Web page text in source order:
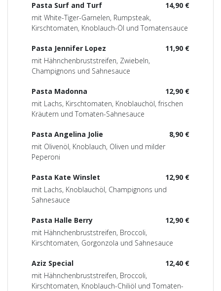
14,90 €
Pasta Surf and Turf
mit White-Tiger-Garnelen, Rumpsteak,
Kirschtomaten, Knoblauch-Öl und Tomatensauce
11,90 €
Pasta Jennifer Lopez
mit Hähnchenbruststreifen, Zwiebeln,
Champignons und Sahnesauce
12,90 €
Pasta Madonna
mit Lachs, Kirschtomaten, Knoblauchöl, frischen
Kräutern und Tomaten-Sahnesauce
8,90 €
Pasta Angelina Jolie
mit Olivenöl, Knoblauch, Oliven und milder
Peperoni
12,90 €
Pasta Kate Winslet
mit Lachs, Knoblauchöl, Champignons und
Sahnesauce
12,90 €
Pasta Halle Berry
mit Hähnchenbruststreifen, Broccoli,
Kirschtomaten, Gorgonzola und Sahnesauce
12,40 €
Aziz Special
mit Hähnchenbruststreifen, Broccoli,
Kirschtomaten, Knoblauch-Chiliöl und Tomaten-